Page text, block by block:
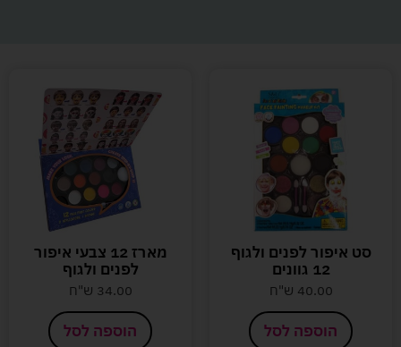
סט איפור לפנים ולגוף
12 גוונים
40.00 ש"ח
הוספה לסל
מארז 12 צבעי איפור
לפנים ולגוף
34.00 ש"ח
הוספה לסל